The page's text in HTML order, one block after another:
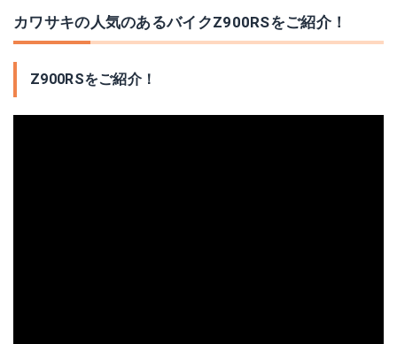
カワサキの人気のあるバイクZ900RSをご紹介！
Z900RSをご紹介！